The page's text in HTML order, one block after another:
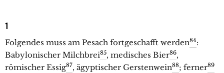
1
Folgendes muss am Pesach fortgeschafft werden84:
Babylonischer Milchbrei85, medisches Bier86,
römischer Essig87, ägyptischer Gerstenwein88; ferner89